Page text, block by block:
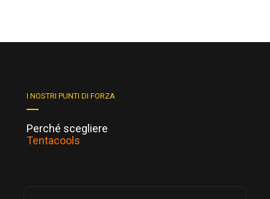
I NOSTRI PUNTI DI FORZA
Perché scegliere
Tentacools